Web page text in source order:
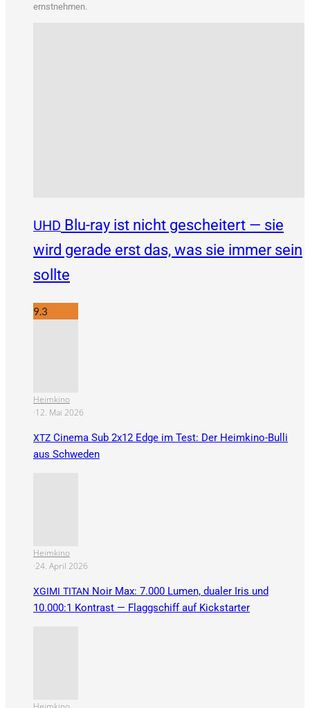
ernstnehmen.
UHD Blu-ray ist nicht gescheitert — sie
wird gerade erst das, was sie immer sein
sollte
9.3
Heimkino
·12. Mai 2026
XTZ Cinema Sub 2x12 Edge im Test: Der Heimkino-Bulli
aus Schweden
Heimkino
·24. April 2026
XGIMI TITAN Noir Max: 7.000 Lumen, dualer Iris und
10.000:1 Kontrast — Flaggschiff auf Kickstarter